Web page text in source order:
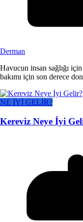
Derman
Havucun insan sağlığı
bakımı için son derece
NE İYİ GELİR?
Kereviz Neye İyi